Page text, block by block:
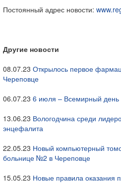
Постоянный адрес новости:
Другие новости
08.07.23 Открылось первое
Череповце
06.07.23 6 июля – Всемирный день
13.06.23 Вологодчина среди
энцефалита
22.05.23 Новый компьютерный
больнице №2 в Череповце
15.05.23 Новые правила оказания